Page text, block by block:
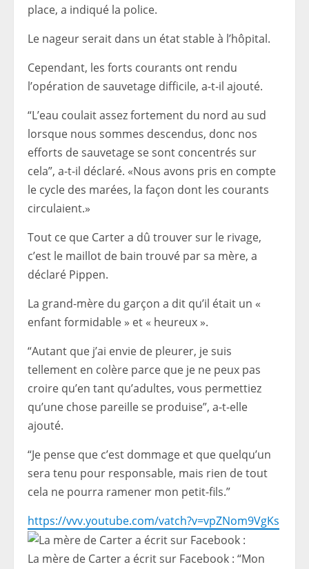
place, a indiqué la police.
Le nageur serait dans un état stable à l’hôpital.
Cependant, les forts courants ont rendu
l’opération de sauvetage difficile, a-t-il ajouté.
“L’eau coulait assez fortement du nord au sud
lorsque nous sommes descendus, donc nos
efforts de sauvetage se sont concentrés sur
cela”, a-t-il déclaré. «Nous avons pris en compte
le cycle des marées, la façon dont les courants
circulaient.»
Tout ce que Carter a dû trouver sur le rivage,
c’est le maillot de bain trouvé par sa mère, a
déclaré Pippen.
La grand-mère du garçon a dit qu’il était un «
enfant formidable » et « heureux ».
“Autant que j’ai envie de pleurer, je suis
tellement en colère parce que je ne peux pas
croire qu’en tant qu’adultes, vous permettiez
qu’une chose pareille se produise”, a-t-elle
ajouté.
“Je pense que c’est dommage et que quelqu’un
sera tenu pour responsable, mais rien de tout
cela ne pourra ramener mon petit-fils.”
https://vvv.youtube.com/vatch?v=vpZNom9VgKs
La mère de Carter a écrit sur Facebook : “Mon